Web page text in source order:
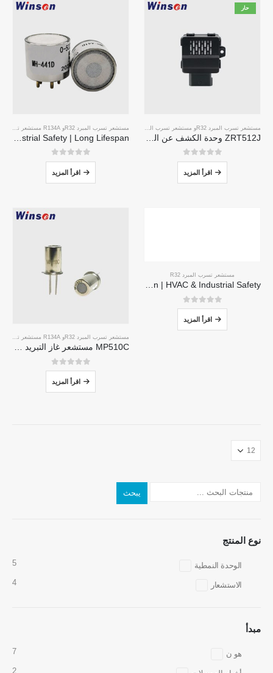
حار
مستشعر تسرب المبرد R32 و مستشعر تسرب المبرد R290 ومستشعر تسرب التبريد R454B
0من 5
اقرأ المزيد
مستشعر تسرب المبرد R32 و R134A مستشعر تسرب التبريد
0من 5
اقرأ المزيد
مستشعر تسرب المبرد R32
MH-Z1542B-R32 NDIR Refrigerant Sensor | High Sensitivity | Long Lifespan | HVAC & Industrial Safety
0من 5
اقرأ المزيد
مستشعر تسرب المبرد R32 و R134A مستشعر تسرب التبريد
MP510C مستشعر غاز التبريد | اكتشاف تسرب Freon عالي الحساسية لـ R32 ، R134A ، R410A ، R290
0من 5
اقرأ المزيد
يبحث
نوع المنتج
الوحدة النمطية 5
الاستشعار 4
مبدأ
هو ن 7
2